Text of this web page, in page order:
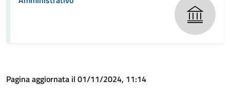
Pagina aggiornata il 01/11/2024, 11:14